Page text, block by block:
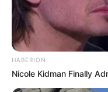
VEJA A
HABERION
Nicole Kidman Finally